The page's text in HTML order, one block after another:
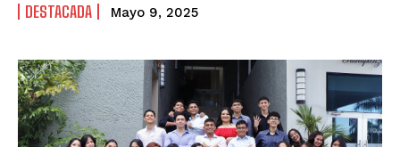
DESTACADA Mayo 9, 2025